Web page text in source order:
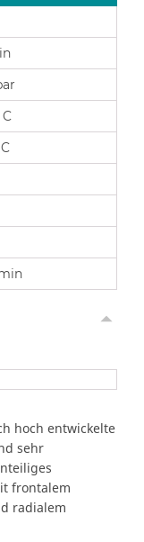
hoch entwickelte
sehr
frontalem
radialem